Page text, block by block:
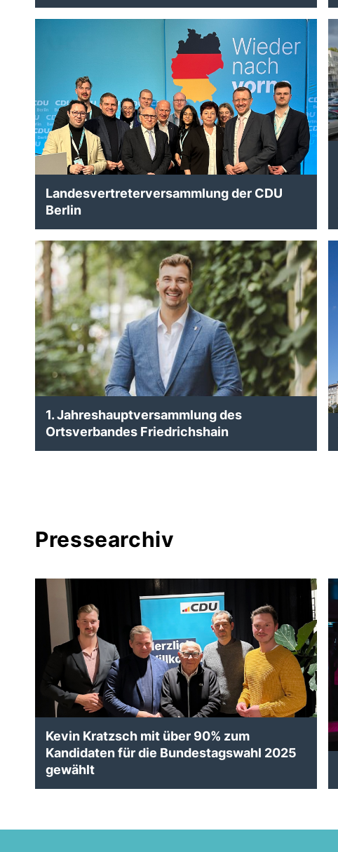
Landesvertreterversammlung der CDU
Berlin
1. Jahreshauptversammlung des
Ortsverbandes Friedrichshain
Pressearchiv
Kevin Kratzsch mit über 90% zum
Kandidaten für die Bundestagswahl 2025
gewählt